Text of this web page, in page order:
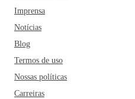
Imprensa
Notícias
Blog
Termos de uso
Nossas políticas
Carreiras